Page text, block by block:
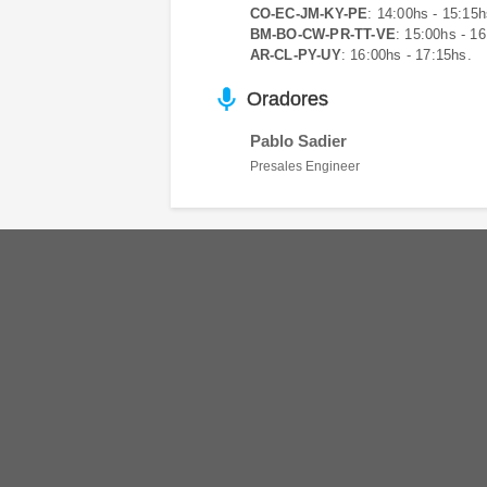
CO-EC-JM-KY-PE: 14:00hs -
BM-BO-CW-PR-TT-VE: 15:00hs -
AR-CL-PY-UY: 16:00hs - 17:15hs.
keyboard_voice Oradores
Pablo Sadier
Presales Engineer